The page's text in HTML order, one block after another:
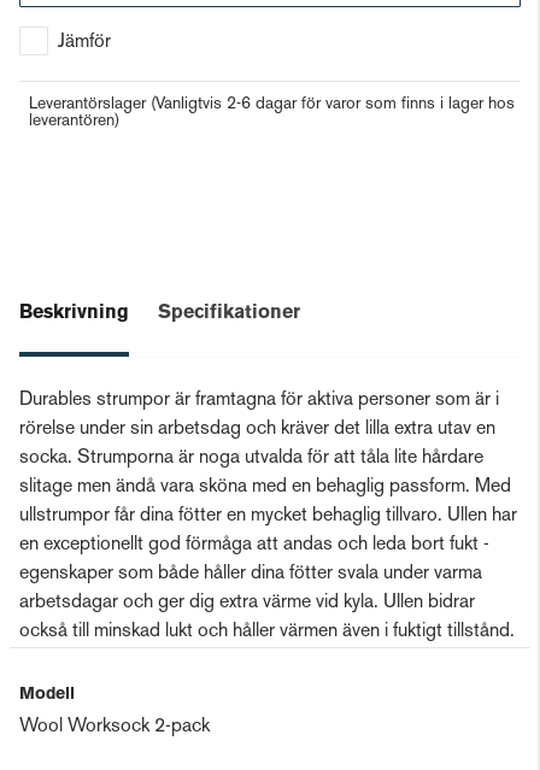
Jämför
Leverantörslager (Vanligtvis 2-6 dagar för varor som finns i lager hos
leverantören)
Beskrivning Specifikationer
Durables strumpor är framtagna för aktiva personer som är i
rörelse under sin arbetsdag och kräver det lilla extra utav en
socka. Strumporna är noga utvalda för att tåla lite hårdare
slitage men ändå vara sköna med en behaglig passform. Med
ullstrumpor får dina fötter en mycket behaglig tillvaro. Ullen har
en exceptionellt god förmåga att andas och leda bort fukt -
egenskaper som både håller dina fötter svala under varma
arbetsdagar och ger dig extra värme vid kyla. Ullen bidrar
också till minskad lukt och håller värmen även i fuktigt tillstånd.
Modell
Wool Worksock 2-pack